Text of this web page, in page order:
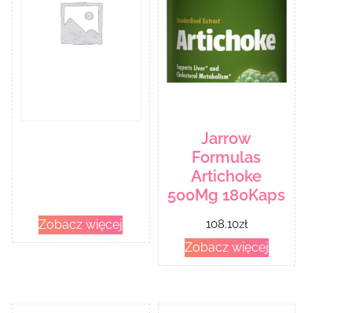
Zobacz więcej
Jarrow
Formulas
Artichoke
500Mg 180Kaps
108.10zł
Zobacz więcej